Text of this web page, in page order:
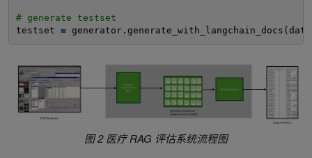
# generate testset
testset =
图 2 医疗 RAG 评估系统流程图